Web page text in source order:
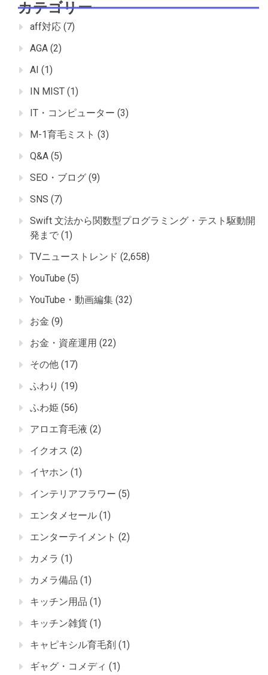
カテゴリー
aff対応 (7)
AGA (2)
AI (1)
IN MIST (1)
IT・コンピューター (3)
M-1育毛ミスト (3)
Q&A (5)
SEO・ブログ (9)
SNS (7)
Swift 文法から関数型プログラミング・テスト駆動開
発まで (1)
TVニューストレンド (2,658)
YouTube (5)
YouTube・動画編集 (32)
お金 (9)
お金・資産運用 (22)
その他 (17)
ふわり (19)
ふわ姫 (56)
アロエ育毛液 (2)
イクオス (2)
イヤホン (1)
インテリアフラワー (5)
エンタメセール (1)
エンターテイメント (2)
カメラ (1)
カメラ備品 (1)
キッチン用品 (1)
キッチン雑貨 (1)
キャピキシル育毛剤 (1)
ギャグ・コメディ (1)